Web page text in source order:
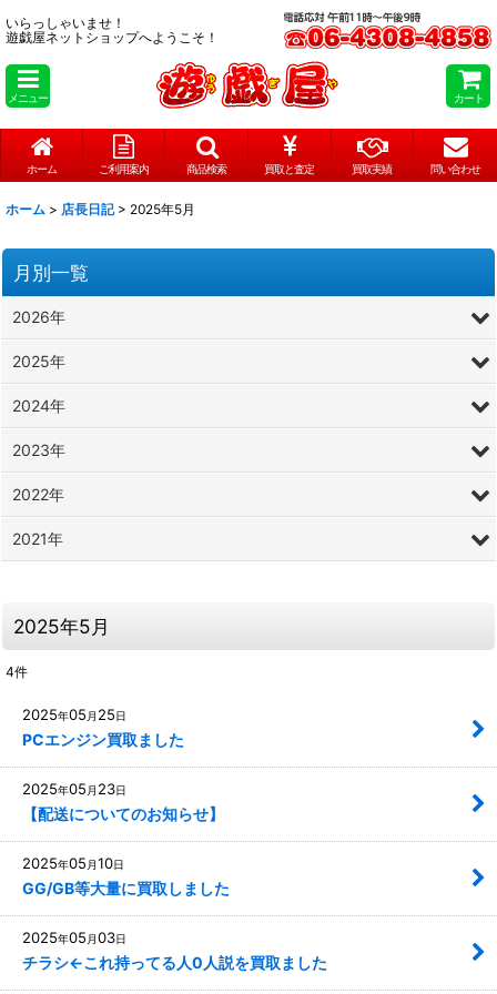
いらっしゃいませ！
遊戯屋ネットショップへようこそ！
メニュー カート
ホーム ご利用案内 商品検索 買取と査定 買取実績 問い合わせ
ホーム > 店長日記 > 2025年5月
2025年5月
4件
2025年05 月 25日
PCエンジン買取ました
2025年05 月 23日
【配送についてのお知らせ】
2025年05 月10日
GG/GB等大量に買取しました
2025年05 月03日
チラシ←これ持ってる人0人説を買取ました
月別一覧
2026年
2025年
2024年
2023年
2022年
2021年